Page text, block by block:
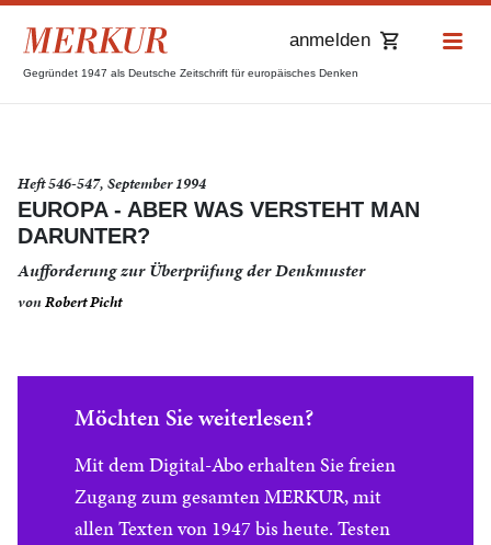
Gegründet 1947 als Deutsche Zeitschrift für europäisches Denken
anmelden
Heft 546-547, September 1994
EUROPA - ABER WAS VERSTEHT MAN
DARUNTER?
Aufforderung zur Überprüfung der Denkmuster
vonRobert Picht
Möchten Sie weiterlesen?
Mit dem Digital-Abo erhalten Sie freien
Zugang zum gesamten MERKUR, mit
allen Texten von 1947 bis heute. Testen